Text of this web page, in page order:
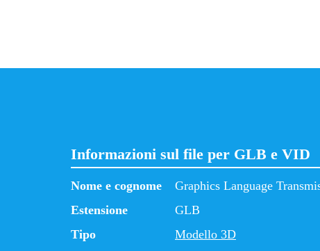
Informazioni sul file per GLB e VID
Nome e cognome
Graphics Language
Estensione
GLB
Tipo
Modello 3D